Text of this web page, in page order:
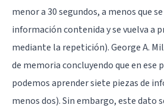
menor a 30 segundos, a menos que
información contenida y se vuelva a
mediante la repetición).George A.
de memoria concluyendo que en ese
podemos aprender siete piezas de
menos dos). Sin embargo, este dato